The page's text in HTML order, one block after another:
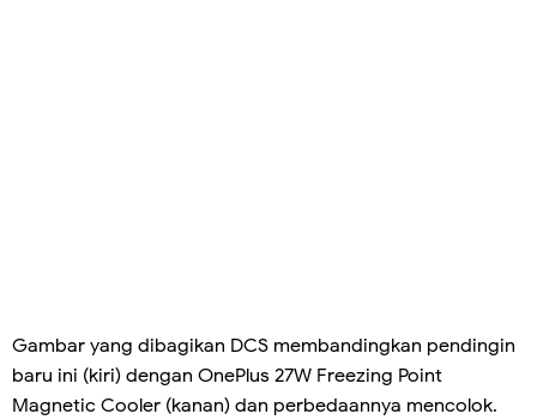
Gambar yang dibagikan DCS membandingkan pendingin
baru ini (kiri) dengan OnePlus 27W Freezing Point
Magnetic Cooler (kanan) dan perbedaannya mencolok.